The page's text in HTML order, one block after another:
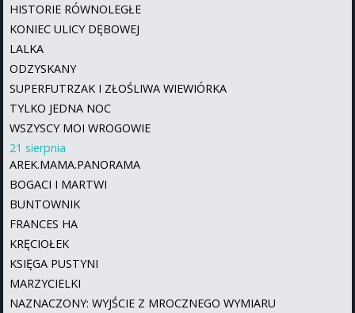
HISTORIE RÓWNOLEGŁE
KONIEC ULICY DĘBOWEJ
LALKA
ODZYSKANY
SUPERFUTRZAK I ZŁOŚLIWA WIEWIÓRKA
TYLKO JEDNA NOC
WSZYSCY MOI WROGOWIE
21 sierpnia
AREK.MAMA.PANORAMA
BOGACI I MARTWI
BUNTOWNIK
FRANCES HA
KRĘCIOŁEK
KSIĘGA PUSTYNI
MARZYCIELKI
NAZNACZONY: WYJŚCIE Z MROCZNEGO WYMIARU